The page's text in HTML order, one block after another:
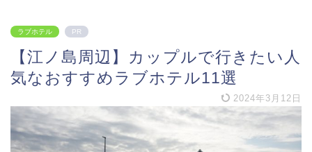
ラブホテル PR
【江ノ島周辺】カップルで行きたい人
気なおすすめラブホテル11選
2024年3月12日